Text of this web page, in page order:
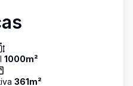
1000m²
361m²